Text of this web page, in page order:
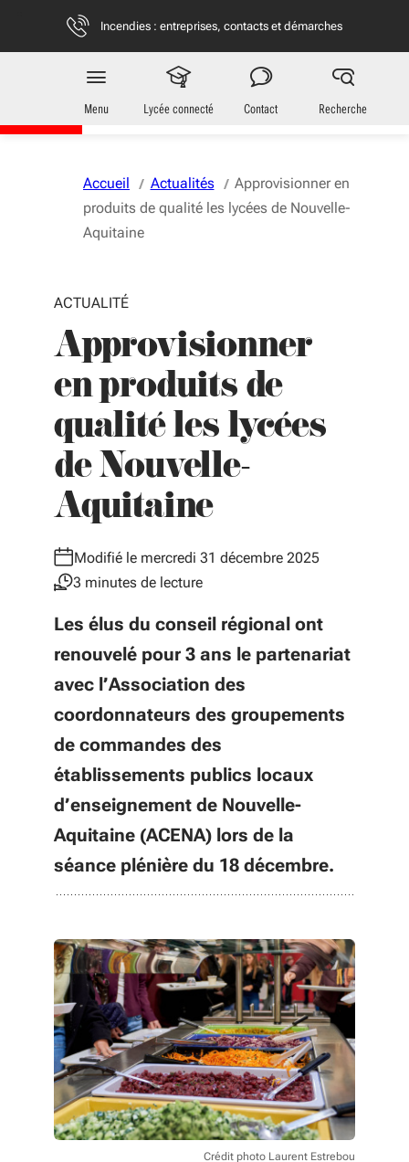
Vous naviguez en mode anonymisé,
Incendies : entreprises, contacts et démarches
Jeunes
en Nouvelle-Aquitaine
Menu Lycée connecté Contact Recherche
Accueil Actualités
Approvisionner en
produits de qualité les lycées de Nouvelle-
Aquitaine
ACTUALITÉ
Approvisionner
en produits de
qualité les lycées
de Nouvelle-
Aquitaine
Modifié le mercredi 31 décembre 2025
3 minutes de lecture
Les élus du conseil régional ont
renouvelé pour 3 ans le partenariat
avec l’Association des
coordonnateurs des groupements
de commandes des
établissements publics locaux
d’enseignement de Nouvelle-
Aquitaine (ACENA) lors de la
séance plénière du 18 décembre.
Crédit photo Laurent Estrebou